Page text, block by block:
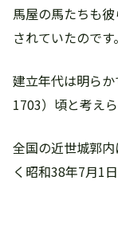
馬屋の馬たちも
されていたのです。
建立年代は明ら
1703）頃と考えら
全国の近世城郭
く昭和38年7月1